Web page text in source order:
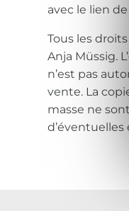
avec le lien
Tous les
Anja Müssig.
n’est pas
vente. La
masse ne
d’éventuelles